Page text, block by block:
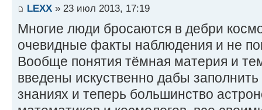
LEXX » 23 июл 2013, 17:19
Многие люди бросаются в дебри
очевидные факты наблюдения и не
Вообще понятия тёмная материя и
введены искуственно дабы
знаниях и теперь большинство